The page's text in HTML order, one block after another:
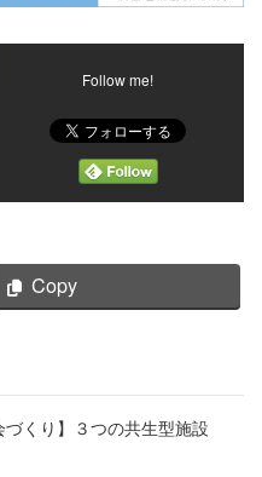
Follow me!
Copy
づくり】３つの共生型施設